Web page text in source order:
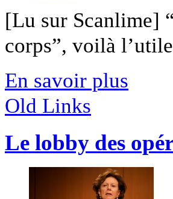
[Lu sur Scanlime]
corps”, voilà
En savoir plus
Old Links
Le lobby des